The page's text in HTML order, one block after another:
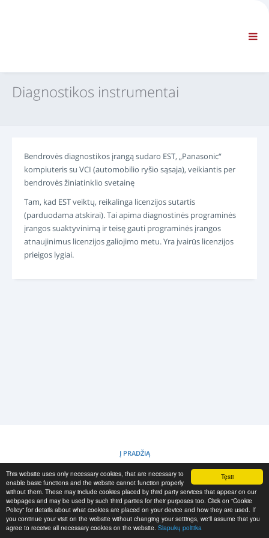
Tęsti
This website uses only necessary cookies, that are necessary to
enable basic functions and the website cannot function properly
without them. These may include cookies placed by third party services that appear on our
webpages and may be used by such third parties for their purposes too. Click on “Cookie
Policy” for details about what cookies are placed on your device and how they are used. If
you continue your visit on the website without changing your settings, we'll assume that you
agree to receive all necessary cookies on the website. Slapukų politika
STANDARTINĖ NAVIGACIJA
TERMINAI IR SĄLYGOS
Dalių katalogas
Special Tools
Diagnostikos instrumentai
ECU perprogramavimas
Rescue material
PRISIJUNGTI
Diagnostikos instrumentai
Bendrovės diagnostikos įrangą sudaro EST, „Panasonic“
kompiuteris su VCI (automobilio ryšio sąsaja), veikiantis per
bendrovės žiniatinklio svetainę
Tam, kad EST veiktų, reikalinga licenzijos sutartis
(parduodama atskirai). Tai apima diagnostinės programinės
įrangos suaktyvinimą ir teisę gauti programinės įrangos
atnaujinimus licenzijos galiojimo metu. Yra įvairūs licenzijos
prieigos lygiai.
Į PRADŽIĄ
SLAPUKŲ POLITIKA
RESCUE MATERIAL